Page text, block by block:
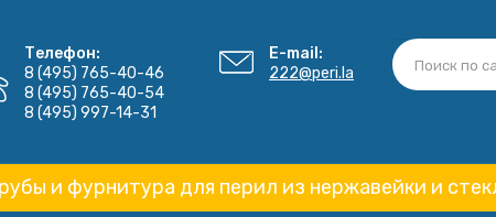
Телефон:
8 (495) 765-40-46
8 (495) 765-40-54
8 (495) 997-14-31
E-mail:
222@peri.la
и фурнитура для перил из нержавейки и